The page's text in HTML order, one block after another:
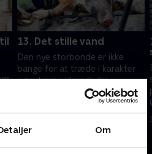
Om
13. Det stille vand
Den nye storbonde er ikke
bange for at træde i karakter
og advarer allerede fra
begyndelsen af ugen de andre
om, at tonen kommer til at
blive kontant.